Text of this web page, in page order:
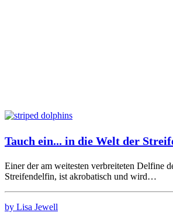
Tauch ein... in die Welt der
Einer der am weitesten verbreiteten Delfine
Streifendelfin, ist akrobatisch und wird…
by Lisa Jewell